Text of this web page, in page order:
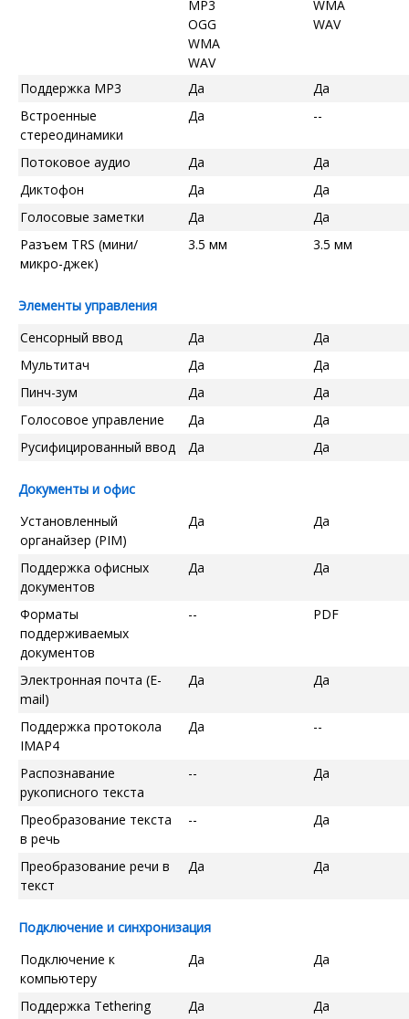
MP3
OGG
WMA
WAV
WMA
WAV
Поддержка MP3 Да
Да
Встроенные
стереодинамики
Да --
Потоковое аудио Да
Да
Диктофон
Да
Да
Голосовые заметки
Да
Да
Разъем TRS (мини/
микро-джек)
3.5 мм 3.5 мм
Элементы управления
Сенсорный ввод
Да
Да
Мультитач
Да
Да
Пинч-зум
Да
Да
Голосовое управление
Да
Да
Русифицированный ввод
Да Да
Документы и офис
Установленный
органайзер (PIM)
Да Да
Поддержка офисных
документов
Да Да
Форматы
поддерживаемых
документов
-- PDF
Электронная почта (E-
mail)
Да Да
Поддержка протокола
IMAP4
Да --
Распознавание
рукописного текста
-- Да
Преобразование текста
в речь
-- Да
Преобразование речи в
текст
Да Да
Подключение и синхронизация
Подключение к
компьютеру
Да Да
Поддержка Tethering Да
Да